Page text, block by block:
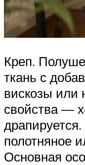
Креп.
ткань с
вискозы или
свойства —
полотняное
Основная